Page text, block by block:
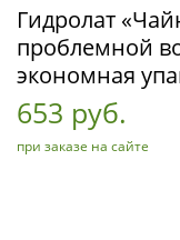
Гидролат
проблемной
экономная
653 руб.
при заказе на сайте